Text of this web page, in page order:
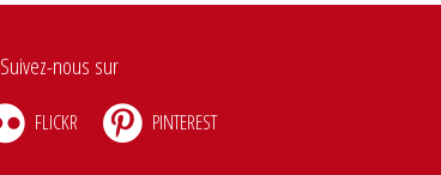
Suivez-nous sur
FLICKR PINTEREST